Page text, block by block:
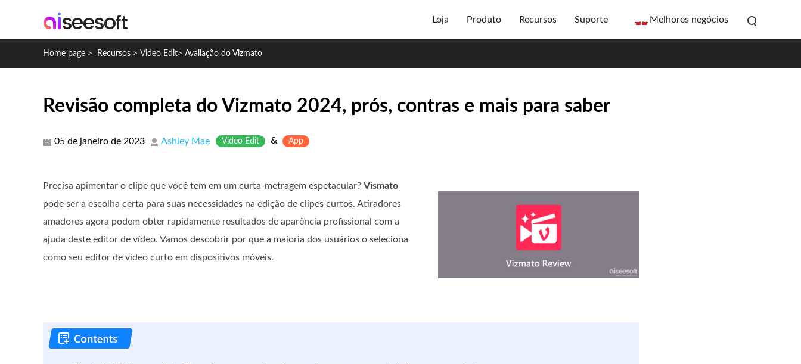
Loja Produto Recursos Suporte Melhores negócios
Home page > Recursos > Video Edit> Avaliação do Vizmato
Revisão completa do Vizmato 2024, prós, contras e mais para saber
05 de janeiro de 2023 Ashley Mae Video Edit & App
Precisa apimentar o clipe que você tem em um curta-metragem espetacular? Vismato
pode ser a escolha certa para suas necessidades na edição de clipes curtos. Atiradores
amadores agora podem obter rapidamente resultados de aparência profissional com a
ajuda deste editor de vídeo. Vamos descobrir por que a maioria dos usuários o seleciona
como seu editor de vídeo curto em dispositivos móveis.